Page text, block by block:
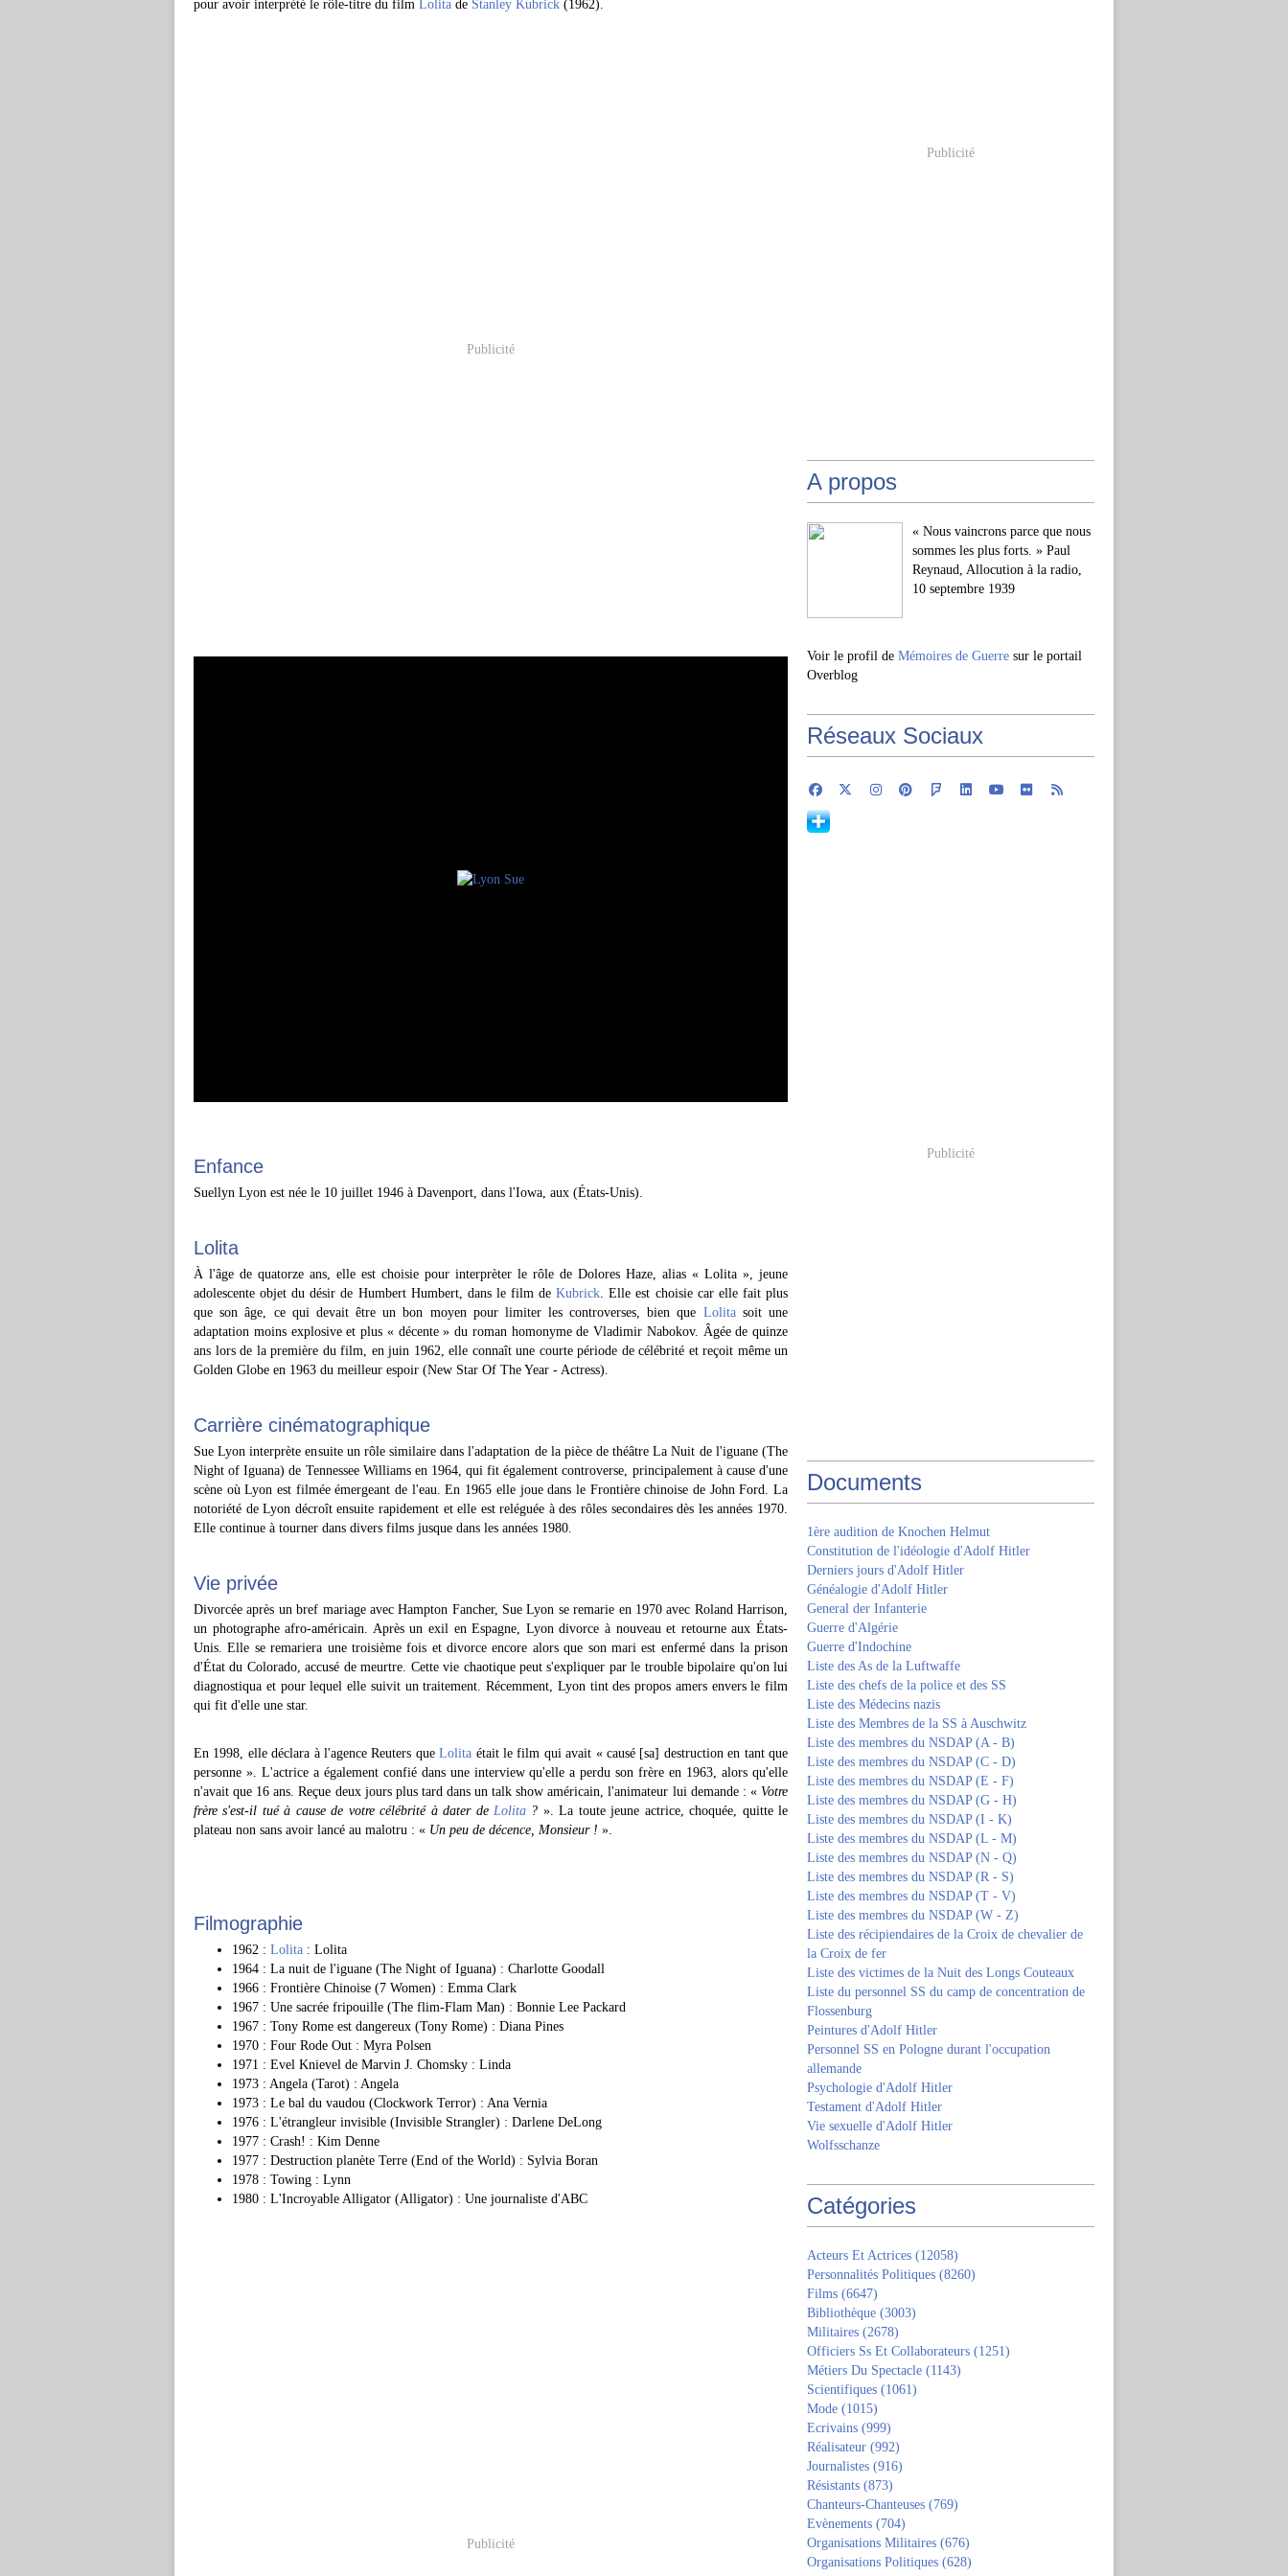
pour avoir interprété le rôle-titre du film Lolita de Stanley Kubrick (1962).
Publicité
Enfance
Suellyn Lyon est née le 10 juillet 1946 à Davenport, dans l'Iowa, aux (États-Unis).
Lolita
À l'âge de quatorze ans, elle est choisie pour interprèter le rôle de Dolores Haze, alias « Lolita », jeune
adolescente objet du désir de Humbert Humbert, dans le film deKubrick. Elle est choisie car elle fait plus
que son âge, ce qui devait être un bon moyen pour limiter les controverses, bien que Lolitasoit une
adaptation moins explosive et plus « décente » du roman homonyme de Vladimir Nabokov. Âgée de quinze
ans lors de la première du film, en juin 1962, elle connaît une courte période de célébrité et reçoit même un
Golden Globe en 1963 du meilleur espoir (New Star Of The Year - Actress).
Carrière cinématographique
Sue Lyon interprète ensuite un rôle similaire dans l'adaptation de la pièce de théâtre La Nuit de l'iguane (The
Night of Iguana) de Tennessee Williams en 1964, qui fit également controverse, principalement à cause d'une
scène où Lyon est filmée émergeant de l'eau. En 1965 elle joue dans le Frontière chinoise de John Ford. La
notoriété de Lyon décroît ensuite rapidement et elle est reléguée à des rôles secondaires dès les années 1970.
Elle continue à tourner dans divers films jusque dans les années 1980.
Vie privée
Divorcée après un bref mariage avec Hampton Fancher, Sue Lyon se remarie en 1970 avec Roland Harrison,
un photographe afro-américain. Après un exil en Espagne, Lyon divorce à nouveau et retourne aux États-
Unis. Elle se remariera une troisième fois et divorce encore alors que son mari est enfermé dans la prison
d'État du Colorado, accusé de meurtre. Cette vie chaotique peut s'expliquer par le trouble bipolaire qu'on lui
diagnostiqua et pour lequel elle suivit un traitement. Récemment, Lyon tint des propos amers envers le film
qui fit d'elle une star.
En 1998, elle déclara à l'agence Reuters queLolita était le film qui avait « causé [sa] destruction en tant que
personne ». L'actrice a également confié dans une interview qu'elle a perdu son frère en 1963, alors qu'elle
n'avait que 16 ans. Reçue deux jours plus tard dans un talk show américain, l'animateur lui demande : «Votre
frère s'est-il tué à cause de votre célébrité à dater de Lolita? ». La toute jeune actrice, choquée, quitte le
plateau non sans avoir lancé au malotru : « Un peu de décence, Monsieur ! ».
Filmographie
1962 : Lolita : Lolita
1964 : La nuit de l'iguane (The Night of Iguana) : Charlotte Goodall
1966 : Frontière Chinoise (7 Women) : Emma Clark
1967 : Une sacrée fripouille (The flim-Flam Man) : Bonnie Lee Packard
1967 : Tony Rome est dangereux (Tony Rome) : Diana Pines
1970 : Four Rode Out : Myra Polsen
1971 : Evel Knievel de Marvin J. Chomsky : Linda
1973 : Angela (Tarot) : Angela
1973 : Le bal du vaudou (Clockwork Terror) : Ana Vernia
1976 : L'étrangleur invisible (Invisible Strangler) : Darlene DeLong
1977 : Crash! : Kim Denne
1977 : Destruction planète Terre (End of the World) : Sylvia Boran
1978 : Towing : Lynn
1980 : L'Incroyable Alligator (Alligator) : Une journaliste d'ABC
Publicité
Publicité
A propos
« Nous vaincrons parce que nous
sommes les plus forts. » Paul
Reynaud, Allocution à la radio,
10 septembre 1939
Voir le profil de Mémoires de Guerre sur le portail
Overblog
Réseaux Sociaux
Publicité
Documents
1ère audition de Knochen Helmut
Constitution de l'idéologie d'Adolf Hitler
Derniers jours d'Adolf Hitler
Généalogie d'Adolf Hitler
General der Infanterie
Guerre d'Algérie
Guerre d'Indochine
Liste des As de la Luftwaffe
Liste des chefs de la police et des SS
Liste des Médecins nazis
Liste des Membres de la SS à Auschwitz
Liste des membres du NSDAP (A - B)
Liste des membres du NSDAP (C - D)
Liste des membres du NSDAP (E - F)
Liste des membres du NSDAP (G - H)
Liste des membres du NSDAP (I - K)
Liste des membres du NSDAP (L - M)
Liste des membres du NSDAP (N - Q)
Liste des membres du NSDAP (R - S)
Liste des membres du NSDAP (T - V)
Liste des membres du NSDAP (W - Z)
Liste des récipiendaires de la Croix de chevalier de
la Croix de fer
Liste des victimes de la Nuit des Longs Couteaux
Liste du personnel SS du camp de concentration de
Flossenburg
Peintures d'Adolf Hitler
Personnel SS en Pologne durant l'occupation
allemande
Psychologie d'Adolf Hitler
Testament d'Adolf Hitler
Vie sexuelle d'Adolf Hitler
Wolfsschanze
Catégories
Acteurs Et Actrices (12058)
Personnalités Politiques (8260)
Films (6647)
Bibliothèque (3003)
Militaires (2678)
Officiers Ss Et Collaborateurs (1251)
Métiers Du Spectacle (1143)
Scientifiques (1061)
Mode (1015)
Ecrivains (999)
Réalisateur (992)
Journalistes (916)
Résistants (873)
Chanteurs-Chanteuses (769)
Evènements (704)
Organisations Militaires (676)
Organisations Politiques (628)